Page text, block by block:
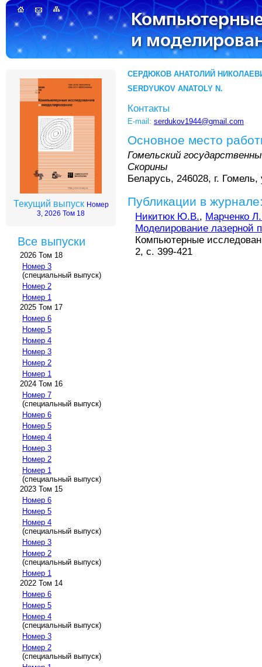
Текущий выпуск Номер
3, 2026 Том 18
Все выпуски
2026 Том 18
Номер 3
(специальный выпуск)
Номер 2
Номер 1
2025 Том 17
Номер 6
Номер 5
Номер 4
Номер 3
Номер 2
Номер 1
2024 Том 16
Номер 7
(специальный выпуск)
Номер 6
Номер 5
Номер 4
Номер 3
Номер 2
Номер 1
(специальный выпуск)
2023 Том 15
Номер 6
Номер 5
Номер 4
(специальный выпуск)
Номер 3
Номер 2
(специальный выпуск)
Номер 1
2022 Том 14
Номер 6
Номер 5
Номер 4
(специальный выпуск)
Номер 3
Номер 2
(специальный выпуск)
СЕРДЮКОВ АНАТОЛИЙ
SERDYUKOV ANATOLY N.
Контакты
E-mail: serdukov1944@gmail.com
Основное место
Гомельский
Скорины
Беларусь, 246028, г.
Публикации в
Никитюк Ю.В., Марченко
Моделирование лазерной
Компьютерные
2, с. 399-421